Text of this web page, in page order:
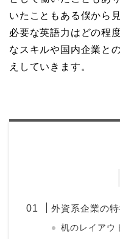
いたこともある僕から
必要な英語力はどの程
なスキルや国内企業と
えしていきます。
外資系企業の
机のレイアウ